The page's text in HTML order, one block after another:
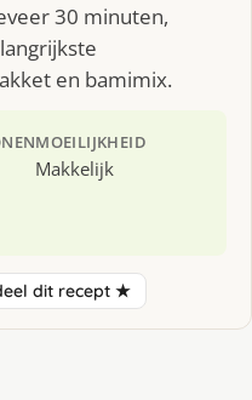
30 minuten,
en bamimix.
MOEILIJKHEID
Makkelijk
dit recept ★